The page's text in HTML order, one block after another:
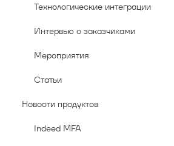
Технологические интеграции
Интервью с заказчиками
Мероприятия
Статьи
Новости продуктов
Indeed MFA